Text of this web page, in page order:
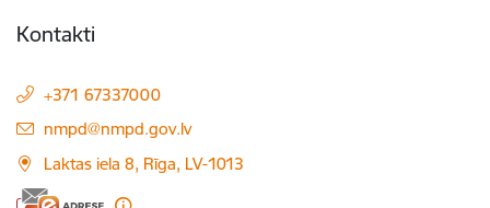
Kontakti
+371 67337000
E-pasts:
nmpd@nmpd.gov.lv
Laktas iela 8, Rīga, LV-1013